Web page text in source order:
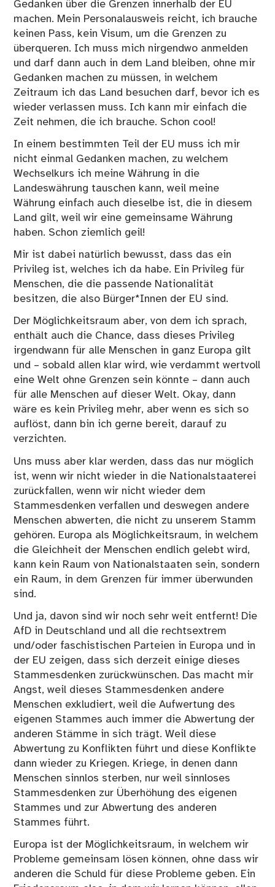
Gedanken über die Grenzen innerhalb der EU
machen. Mein Personalausweis reicht, ich brauche
keinen Pass, kein Visum, um die Grenzen zu
überqueren. Ich muss mich nirgendwo anmelden
und darf dann auch in dem Land bleiben, ohne mir
Gedanken machen zu müssen, in welchem
Zeitraum ich das Land besuchen darf, bevor ich es
wieder verlassen muss. Ich kann mir einfach die
Zeit nehmen, die ich brauche. Schon cool!
In einem bestimmten Teil der EU muss ich mir
nicht einmal Gedanken machen, zu welchem
Wechselkurs ich meine Währung in die
Landeswährung tauschen kann, weil meine
Währung einfach auch dieselbe ist, die in diesem
Land gilt, weil wir eine gemeinsame Währung
haben. Schon ziemlich geil!
Mir ist dabei natürlich bewusst, dass das ein
Privileg ist, welches ich da habe. Ein Privileg für
Menschen, die die passende Nationalität
besitzen, die also Bürger*Innen der EU sind.
Der Möglichkeitsraum aber, von dem ich sprach,
enthält auch die Chance, dass dieses Privileg
irgendwann für alle Menschen in ganz Europa gilt
und – sobald allen klar wird, wie verdammt wertvoll
eine Welt ohne Grenzen sein könnte – dann auch
für alle Menschen auf dieser Welt. Okay, dann
wäre es kein Privileg mehr, aber wenn es sich so
auflöst, dann bin ich gerne bereit, darauf zu
verzichten.
Uns muss aber klar werden, dass das nur möglich
ist, wenn wir nicht wieder in die Nationalstaaterei
zurückfallen, wenn wir nicht wieder dem
Stammesdenken verfallen und deswegen andere
Menschen abwerten, die nicht zu unserem Stamm
gehören. Europa als Möglichkeitsraum, in welchem
die Gleichheit der Menschen endlich gelebt wird,
kann kein Raum von Nationalstaaten sein, sondern
ein Raum, in dem Grenzen für immer überwunden
sind.
Und ja, davon sind wir noch sehr weit entfernt! Die
AfD in Deutschland und all die rechtsextrem
und/oder faschistischen Parteien in Europa und in
der EU zeigen, dass sich derzeit einige dieses
Stammesdenken zurückwünschen. Das macht mir
Angst, weil dieses Stammesdenken andere
Menschen exkludiert, weil die Aufwertung des
eigenen Stammes auch immer die Abwertung der
anderen Stämme in sich trägt. Weil diese
Abwertung zu Konflikten führt und diese Konflikte
dann wieder zu Kriegen. Kriege, in denen dann
Menschen sinnlos sterben, nur weil sinnloses
Stammesdenken zur Überhöhung des eigenen
Stammes und zur Abwertung des anderen
Stammes führt.
Europa ist der Möglichkeitsraum, in welchem wir
Probleme gemeinsam lösen können, ohne dass wir
anderen die Schuld für diese Probleme geben. Ein